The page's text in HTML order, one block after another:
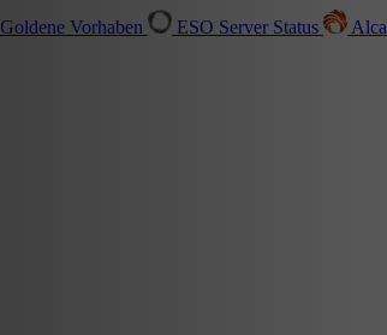
Goldene Vorhaben ESO Server Status